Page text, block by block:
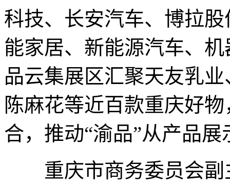
科技、长安汽车、博拉
能家居、新能源汽车、
品云集展区汇聚天友乳
陈麻花等近百款重庆好
合，推动“渝品”从产品
重庆市商务委员会副